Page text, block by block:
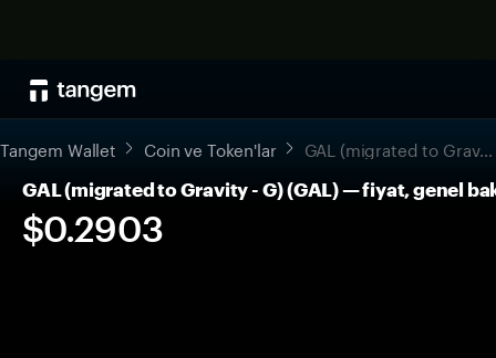
Tangem Wallet Coin ve Token'lar GAL (migrated to Gravity - G)
GAL (migrated to Gravity - G) (GAL) — fiyat, genel
$0.2903